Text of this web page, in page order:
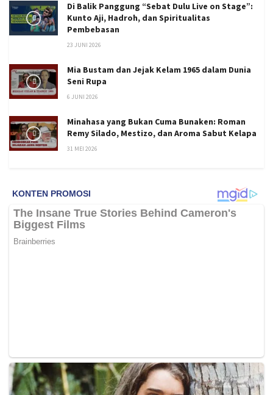
Di Balik Panggung “Sebat Dulu Live on Stage”:
Kunto Aji, Hadroh, dan Spiritualitas
Pembebasan
23 JUNI 2026
Mia Bustam dan Jejak Kelam 1965 dalam Dunia
Seni Rupa
6 JUNI 2026
Minahasa yang Bukan Cuma Bunaken: Roman
Remy Silado, Mestizo, dan Aroma Sabut Kelapa
31 MEI 2026